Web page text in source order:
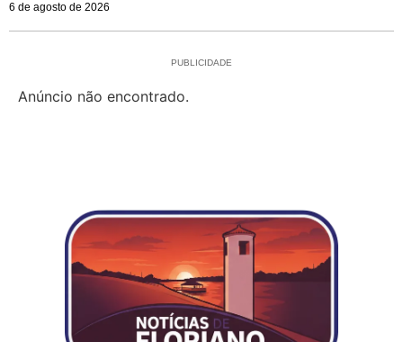
6 de agosto de 2026
PUBLICIDADE
Anúncio não encontrado.